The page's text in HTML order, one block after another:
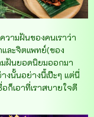
วามฝันของคนเราว่า
ละจิตแพทย์(ของ
มฝันยอดนิยมออกมา
งนั้นอย่างนี้เป๊ะๆ แต่นี่
ก็เอาที่เราสบายใจดี